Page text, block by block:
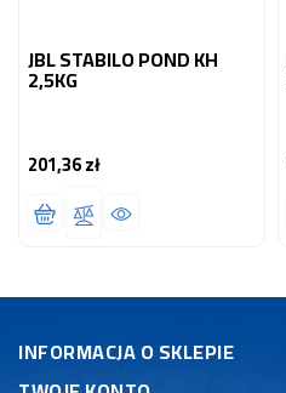
JBL STABILO POND KH
2,5KG
201,36 złCena
INFORMACJA O SKLEPIE